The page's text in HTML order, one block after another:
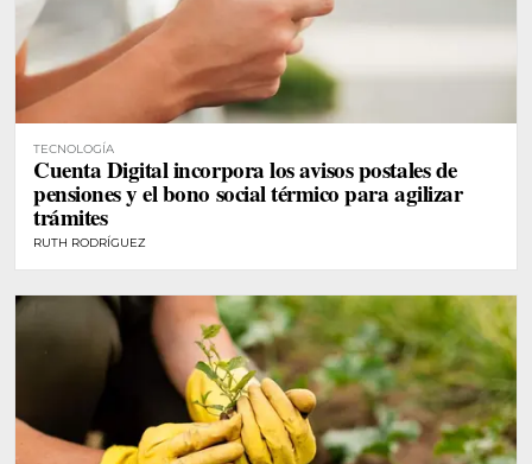
TECNOLOGÍA
Cuenta Digital incorpora los avisos postales de
pensiones y el bono social térmico para agilizar
trámites
RUTH RODRÍGUEZ